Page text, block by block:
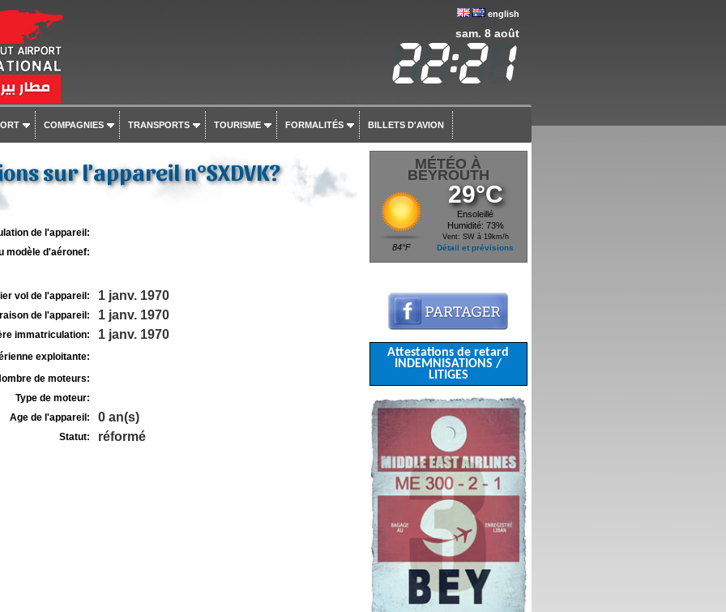
english
sam. 8 août
COMPAGNIES TRANSPORTS TOURISME FORMALITÉS BILLETS D'AVION
sur l'appareil n°SXDVK?
de l'appareil:
modèle d'aéronef:
vol de l'appareil: 1 janv. 1970
de l'appareil: 1 janv. 1970
immatriculation: 1 janv. 1970
exploitante:
de moteurs:
Type de moteur:
Age de l'appareil:
0 an(s)
Statut: réformé
MÉTÉO À
BEYROUTH
84°F
29°C
Ensoleillé
Humidité: 73%
Vent: SW à 19km/h
Détail et prévisions
Attestations de retard
INDEMNISATIONS /
LITIGES